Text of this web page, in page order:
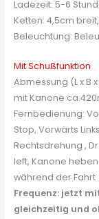
Ladezeit: 5-6
Ketten: 4,5cm
Beleuchtung:
Mit Schußfunktion
Abmessung (L x B
mit Kanone
Fernbedienung:
Stop, Vorwärts
Rechtsdrehung ,
left, Kanone
während der Fahrt
Frequenz: jetzt
gleichzeitig und